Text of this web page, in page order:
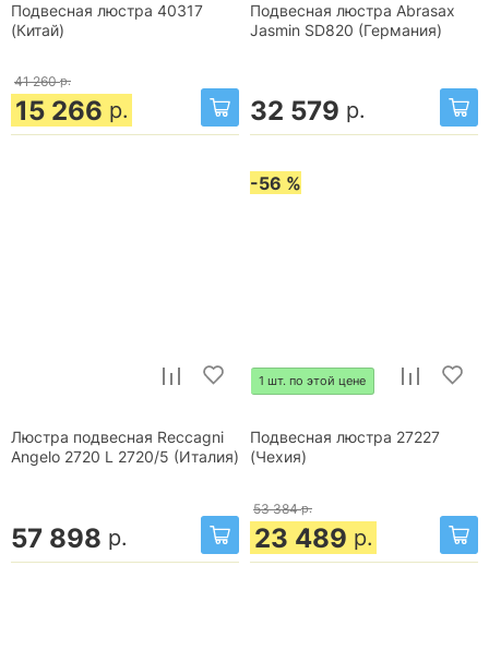
Подвесная люстра 40317
(Китай)
41 260 р.
15 266 р.
Подвесная люстра Abrasax
Jasmin SD820 (Германия)
32 579 р.
Люстра подвесная Reccagni
Angelo 2720 L 2720/5 (Италия)
57 898 р.
-56 %
1 шт. по этой цене
Подвесная люстра 27227
(Чехия)
53 384 р.
23 489 р.